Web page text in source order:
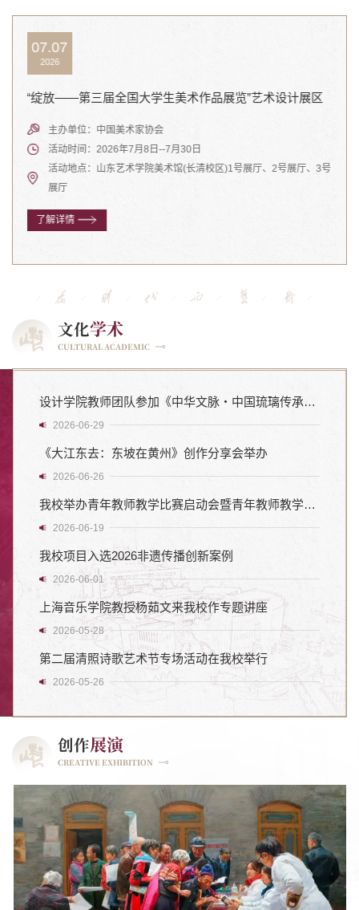
07.07
2026
“绽放——第三届全国大学生美术作品展览”艺术设计展区
主办单位：中国美术家协会
活动时间：2026年7月8日--7月30日
活动地点：山东艺术学院美术馆(长清校区)1号展厅、2号展厅、3号
展厅
了解详情
文化学术
CULTURAL ACADEMIC
设计学院教师团队参加《中华文脉・中国琉璃传承发展与研究》丛书新书发布会
2026-06-29
《大江东去：东坡在黄州》创作分享会举办
2026-06-26
我校举办青年教师教学比赛启动会暨青年教师教学成长论坛
2026-06-19
我校项目入选2026非遗传播创新案例
2026-06-01
上海音乐学院教授杨茹文来我校作专题讲座
2026-05-28
第二届清照诗歌艺术节专场活动在我校举行
2026-05-26
创作展演
CREATIVE EXHIBITION